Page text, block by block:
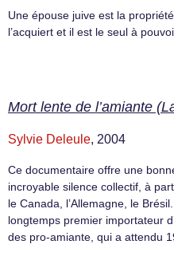
Une épouse juive est la
l’acquiert et il est le seul à
Mort lente de l’amiante
Sylvie Deleule, 2004
Ce documentaire offre une
incroyable silence collectif, à
le Canada, l’Allemagne, le
longtemps premier importateur
des pro-amiante, qui a attendu